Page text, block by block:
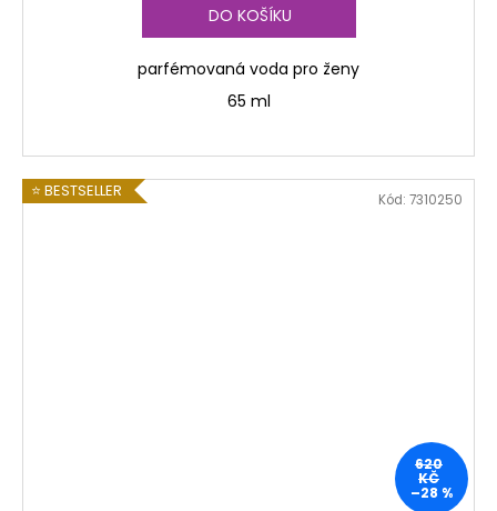
DO KOŠÍKU
parfémovaná voda pro ženy
65 ml
⭐ BESTSELLER
620
KČ
–28 %
Kód: 7310250